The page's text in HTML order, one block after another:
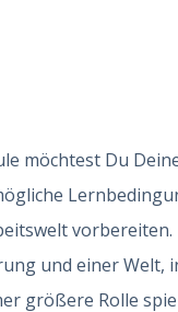
möchtest Du
vorbereiten.
und einer Welt,
größere Rolle